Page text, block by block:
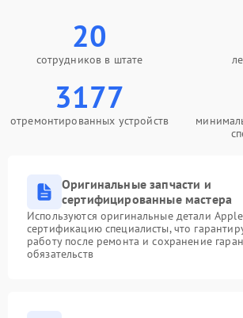
20
сотрудников в штате
3177
отремонтированных устройств
Оригинальные запчасти и
сертифицированные мастера
Используются оригинальные детали
сертификацию специалисты, что
работу после ремонта и сохранение
обязательств